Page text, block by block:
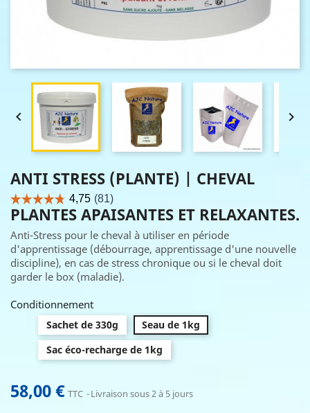
 
ANTI STRESS (PLANTE) | CHEVAL
PLANTES APAISANTES ET RELAXANTES.
Anti-Stress pour le cheval à utiliser en période
d'apprentissage (débourrage, apprentissage d'une nouvelle
discipline), en cas de stress chronique ou si le cheval doit
garder le box (maladie).
Conditionnement
Sachet de 330g
Seau de 1kg
Sac éco-recharge de 1kg
58,00 € TTC Livraison sous 2 à 5 jours